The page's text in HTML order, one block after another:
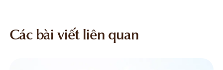
Các bài viết liên quan